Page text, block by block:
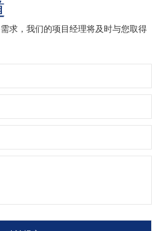
求，我们的项目经理将及时与您取得